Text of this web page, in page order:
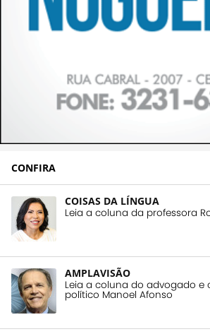
CONFIRA
COISAS DA LÍNGUA
Leia a coluna da professora
AMPLAVISÃO
Leia a coluna do advogado e
político Manoel Afonso